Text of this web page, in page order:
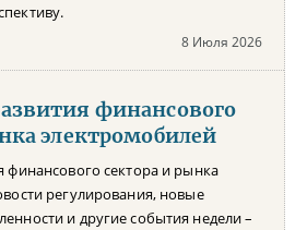
8 Июля 2026
финансового
электромобилей
финансового сектора и рынка
регулирования, новые
и другие события недели –